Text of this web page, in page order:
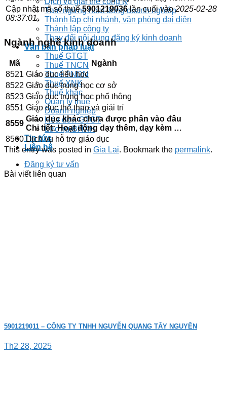
Tạm ngừng hoạt động doanh nghiệp
Thành lập chi nhánh, văn phòng đại diện
Thành lập công ty
Thay đổi nội dung đăng ký kinh doanh
Văn bản pháp luật
Thuế GTGT
Thuế TNCN
Thuế TNDN
Thuế XNK
Thuế khác
Quản lý thuế
Doanh nghiệp
Hóa đơn GTGT
Lương-BHXH
Tin tức
Liên hệ
Đăng ký tư vấn
Cập nhật mã số thuế5901219036lần cuối vào2025-02-28
08:37:01.
Ngành nghề kinh doanh
Mã
Ngành
8521 Giáo dục tiểu học
8522 Giáo dục trung học cơ sở
8523 Giáo dục trung học phổ thông
8551 Giáo dục thể thao và giải trí
8559
Giáo dục khác chưa được phân vào đâu
Chi tiết: Hoạt động dạy thêm, dạy kèm …
8560 Dịch vụ hỗ trợ giáo dục
This entry was posted in Gia Lai. Bookmark the permalink.
Bài viết liên quan
5901219011 – CÔNG TY TNHH NGUYỄN QUANG TÂY NGUYÊN
Th2 28, 2025